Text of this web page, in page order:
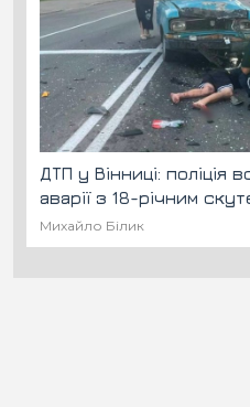
ДТП у Вінниці: поліція
аварії з 18-річним
Михайло Білик